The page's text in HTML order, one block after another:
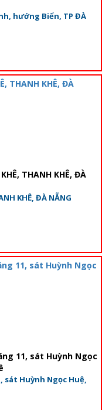
hướng Biển, TP ĐÀ
KHÊ, ĐÀ NẴNG
sát Huỳnh Ngọc Huệ,